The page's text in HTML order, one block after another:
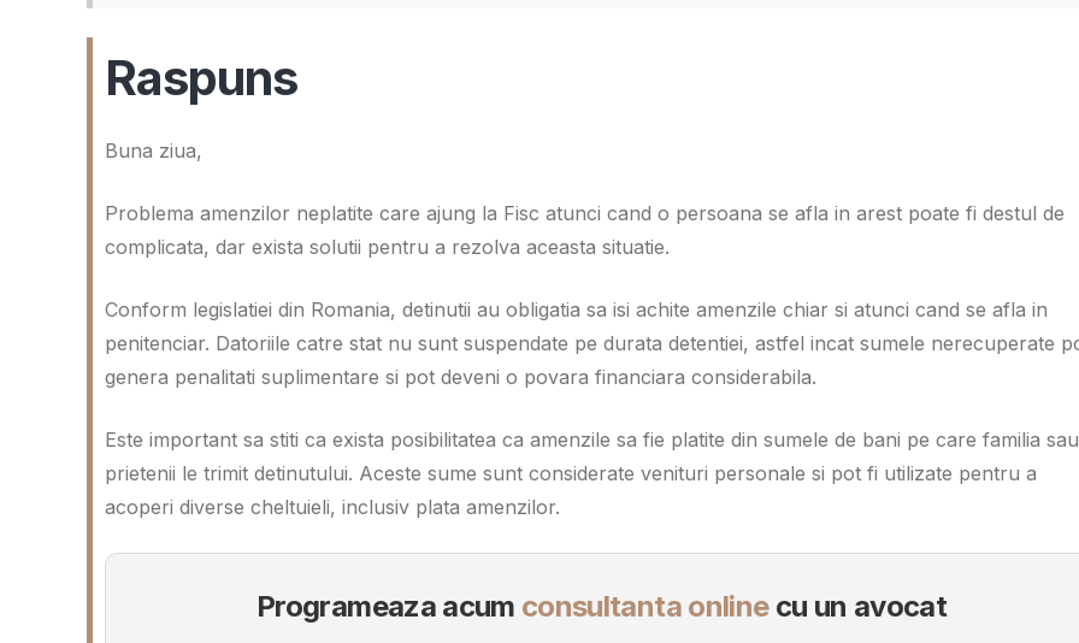
Raspuns
Buna ziua,
Problema amenzilor neplatite care ajung la Fisc atunci cand o persoana se afla in arest poate fi destul de
complicata, dar exista solutii pentru a rezolva aceasta situatie.
Conform legislatiei din Romania, detinutii au obligatia sa isi achite amenzile chiar si atunci cand se afla in
penitenciar. Datoriile catre stat nu sunt suspendate pe durata detentiei, astfel incat sumele nerecuperate
genera penalitati suplimentare si pot deveni o povara financiara considerabila.
Este important sa stiti ca exista posibilitatea ca amenzile sa fie platite din sumele de bani pe care familia sau
prietenii le trimit detinutului. Aceste sume sunt considerate venituri personale si pot fi utilizate pentru a
acoperi diverse cheltuieli, inclusiv plata amenzilor.
Programeaza acum consultanta onlinecu un avocat